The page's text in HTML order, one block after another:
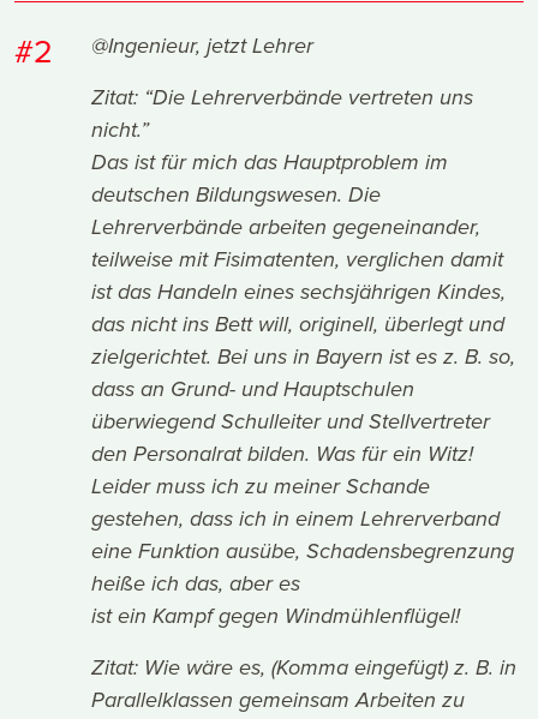
#2
@Ingenieur, jetzt Lehrer
Zitat: “Die Lehrerverbände vertreten uns
nicht.”
Das ist für mich das Hauptproblem im
deutschen Bildungswesen. Die
Lehrerverbände arbeiten gegeneinander,
teilweise mit Fisimatenten, verglichen damit
ist das Handeln eines sechsjährigen Kindes,
das nicht ins Bett will, originell, überlegt und
zielgerichtet. Bei uns in Bayern ist es z. B. so,
dass an Grund- und Hauptschulen
überwiegend Schulleiter und Stellvertreter
den Personalrat bilden. Was für ein Witz!
Leider muss ich zu meiner Schande
gestehen, dass ich in einem Lehrerverband
eine Funktion ausübe, Schadensbegrenzung
heiße ich das, aber es
ist ein Kampf gegen Windmühlenflügel!
Zitat: Wie wäre es, (Komma eingefügt) z. B. in
Parallelklassen gemeinsam Arbeiten zu